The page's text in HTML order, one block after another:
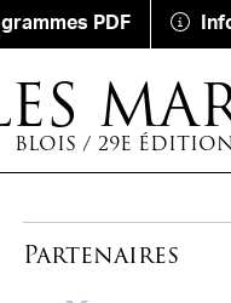
PDF
BLOIS / 29E
Partenaires